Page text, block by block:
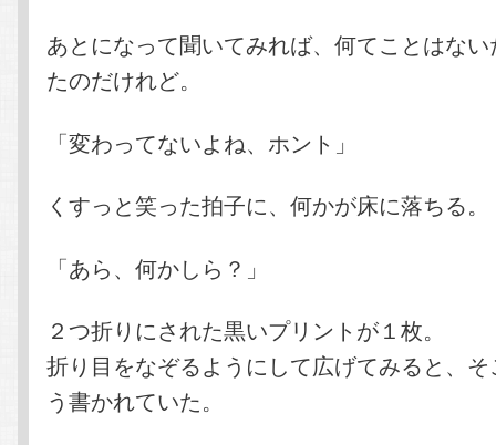
あとになって聞いてみれば、何てことはな
たのだけれど。
「変わってないよね、ホント」
くすっと笑った拍子に、何かが床に落ちる。
「あら、何かしら？」
２つ折りにされた黒いプリントが１枚。
折り目をなぞるようにして広げてみると、
う書かれていた。